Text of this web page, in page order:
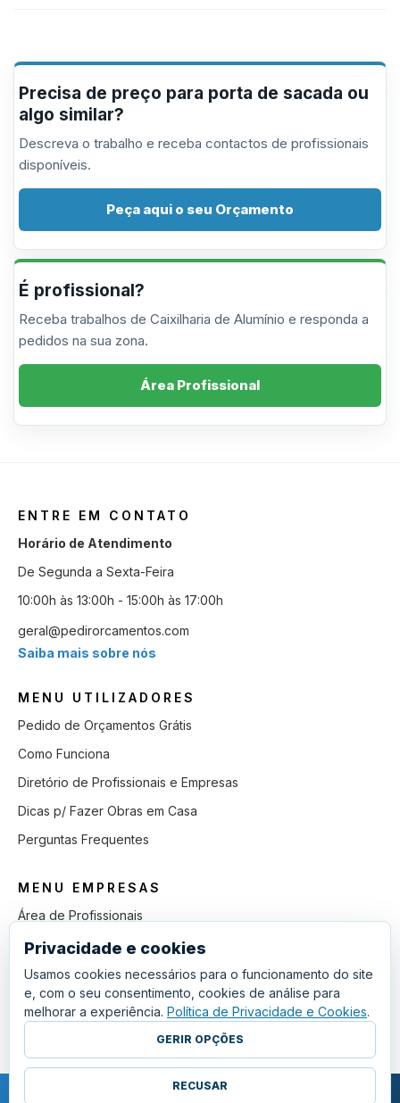
Precisa de preço para porta de sacada ou
algo similar?
Descreva o trabalho e receba contactos de profissionais
disponíveis.
Peça aqui o seu Orçamento
É profissional?
Receba trabalhos de Caixilharia de Alumínio e responda a
pedidos na sua zona.
Área Profissional
ENTRE EM CONTATO
Horário de Atendimento
De Segunda a Sexta-Feira
10:00h às 13:00h - 15:00h às 17:00h
geral@pedirorcamentos.com
Saiba mais sobre nós
MENU UTILIZADORES
Pedido de Orçamentos Grátis
Como Funciona
Diretório de Profissionais e Empresas
Dicas p/ Fazer Obras em Casa
Perguntas Frequentes
MENU EMPRESAS
Área de Profissionais
Como Funciona
Lista de Pedidos em Aberto
Como Ganhar mais Obras
Perguntas Frequentes
Privacidade e cookies
Usamos cookies necessários para o funcionamento do site
e, com o seu consentimento, cookies de análise para
melhorar a experiência. Política de Privacidade e Cookies.
GERIR OPÇÕES
RECUSAR